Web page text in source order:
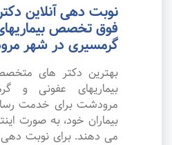
نوبت دهی آنلاین
فوق تخصص
گرمسیری در شهر
بهترین دکتر های
بیماریهای عفونی و
مرودشت برای خدمت
بیماران خود، به صورت
می دهند. برای نوبت دهی